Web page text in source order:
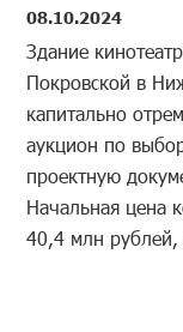
08.10.2024
Здание
Покровской в
капитально
аукцион по
проектную
Начальная цена
40,4 млн рублей,